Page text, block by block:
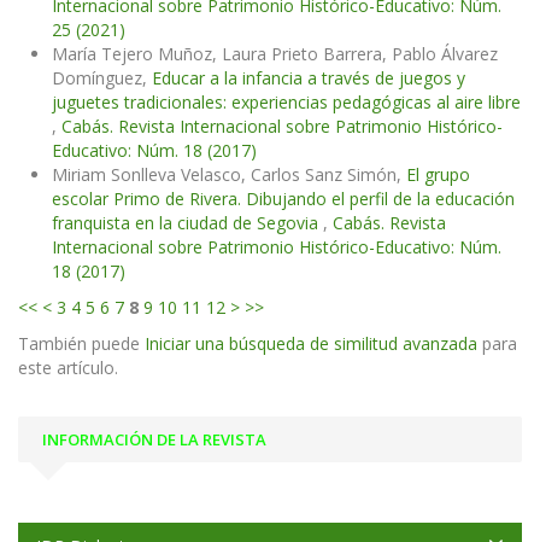
Internacional sobre Patrimonio Histórico-Educativo: Núm.
25 (2021)
María Tejero Muñoz, Laura Prieto Barrera, Pablo Álvarez
Domínguez, Educar a la infancia a través de juegos y
juguetes tradicionales: experiencias pedagógicas al aire libre
, Cabás. Revista Internacional sobre Patrimonio Histórico-
Educativo: Núm. 18 (2017)
Miriam Sonlleva Velasco, Carlos Sanz Simón, El grupo
escolar Primo de Rivera. Dibujando el perfil de la educación
franquista en la ciudad de Segovia , Cabás. Revista
Internacional sobre Patrimonio Histórico-Educativo: Núm.
18 (2017)
<< < 3 4 5 6 7 8 9 10 11 12 > >>
También puede Iniciar una búsqueda de similitud avanzada para
este artículo.
INFORMACIÓN DE LA REVISTA